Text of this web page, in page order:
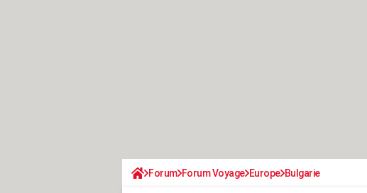
Forum Forum Voyage Europe Bulgarie